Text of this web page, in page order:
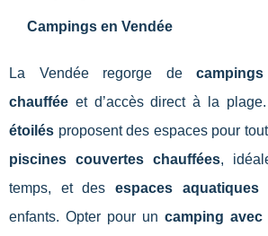
Campings en Vendée
La Vendée regorge de
chauffée et d’accès direct à la
étoilés proposent des espaces pour
piscines couvertes chauffées,
temps, et des espaces aquatiques
enfants. Opter pour un camping